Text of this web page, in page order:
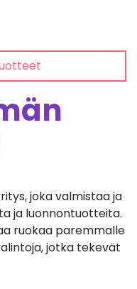
joka valmistaa ja
ja luonnontuotteita.
ruokaa paremmalle
jotka tekevät